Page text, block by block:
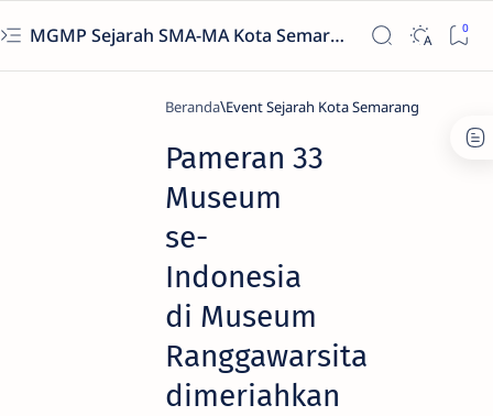
MGMP Sejarah SMA-MA Kota Semarang
Beranda Event Sejarah Kota Semarang
Pameran 33
Museum
se-
Indonesia
di Museum
Ranggawarsita
dimeriahkan